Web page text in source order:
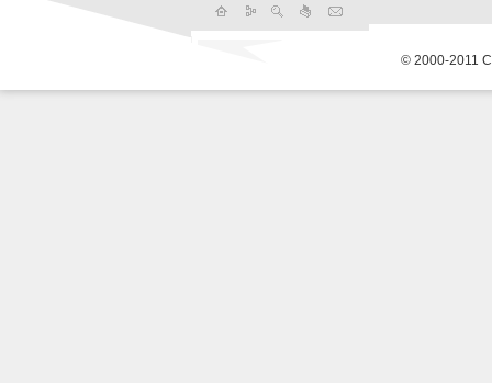
© 2000-2011